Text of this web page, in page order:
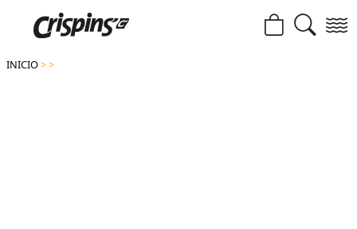
INICIO>>